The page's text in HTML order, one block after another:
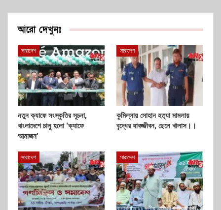
আরো দেখুনঃ
সারাদেশ
নতুন ক্যাফে সংস্কৃতির সূচনা,
বাংলাদেশে চালু হলো ‘ক্যাফে
আমাজন’
সারাদেশ
কুমিল্লায় সোহান হত্যা মামলায়
বৃদ্ধের যাবজ্জীবন, ছেলে খালাস।।
সারাদেশ সারাদেশ